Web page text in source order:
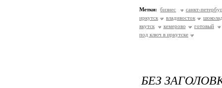
Метки: бизнес
санкт-
иркутск
владивосток
якутск
кемерово
готовый
под ключ в иркутске
БЕЗ